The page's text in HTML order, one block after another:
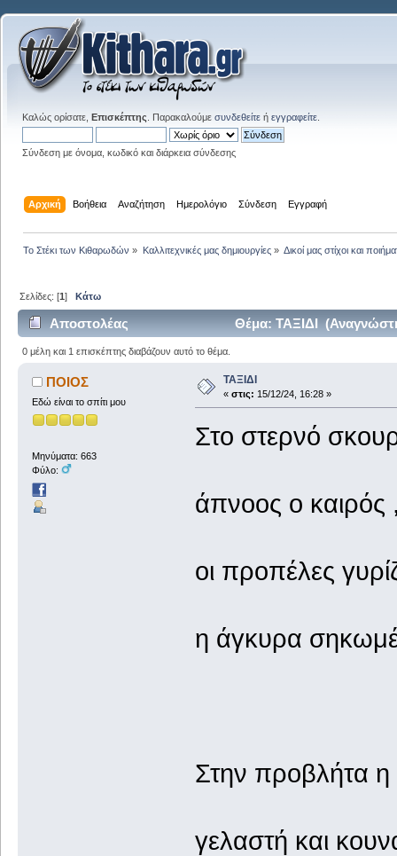
Καλώς ορίσατε, Επισκέπτης . Παρακαλούμε συνδεθείτε ή εγγραφείτε
Σύνδεση με όνομα, κωδικό και διάρκεια σύνδεσης
Αρχική Βοήθεια Αναζήτηση Ημερολόγιο Σύνδεση Εγγραφή
Το Στέκι των Κιθαρωδών » Καλλιτεχνικές μας δημιουργίες» Δικοί μας στίχοι και
Σελίδες: [1]Κάτω
Αποστολέας Θέμα: ΤΑΞΙΔΙ
0 μέλη και 1 επισκέπτης διαβάζουν αυτό το θέμα.
ΠΟΙΟΣ
Εδώ είναι το σπίτι μου
Μηνύματα: 663
Φύλο:
ΤΑΞΙΔΙ
« στις: 15/12/24, 16:28 »
Στο στερνό
άπνοος ο
οι προπέλες
η άγκυρα
Στην προβλήτα η
γελαστή και